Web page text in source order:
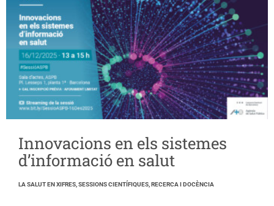
Innovacions en els sistemes
d’informació en salut
LA SALUT EN XIFRES, SESSIONS CIENTÍFIQUES, RECERCA I DOCÈNCIA